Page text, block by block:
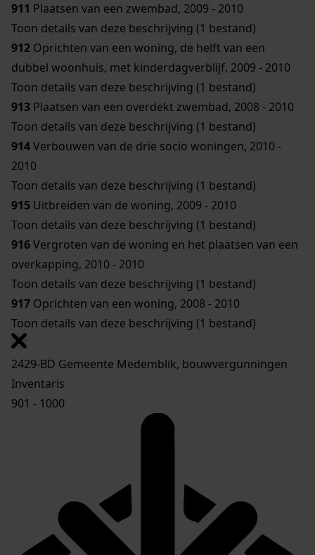
911 Plaatsen van een zwembad, 2009 - 2010
Toon details van deze beschrijving (1 bestand)
912 Oprichten van een woning, de helft van een
dubbel woonhuis, met kinderdagverblijf, 2009 - 2010
Toon details van deze beschrijving (1 bestand)
913 Plaatsen van een overdekt zwembad, 2008 - 2010
Toon details van deze beschrijving (1 bestand)
914Verbouwen van de drie socio woningen, 2010 -
2010
Toon details van deze beschrijving (1 bestand)
915 Uitbreiden van de woning, 2009 - 2010
Toon details van deze beschrijving (1 bestand)
916Vergroten van de woning en het plaatsen van een
overkapping, 2010 - 2010
Toon details van deze beschrijving (1 bestand)
917 Oprichten van een woning, 2008 - 2010
Toon details van deze beschrijving (1 bestand)
2429-BD Gemeente Medemblik, bouwvergunningen
Inventaris
901 - 1000